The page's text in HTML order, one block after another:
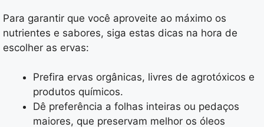
Para garantir que você aproveite ao máximo os
nutrientes e sabores, siga estas dicas na hora de
escolher as ervas:
Prefira ervas orgânicas, livres de agrotóxicos e
produtos químicos.
Dê preferência a folhas inteiras ou pedaços
maiores, que preservam melhor os óleos